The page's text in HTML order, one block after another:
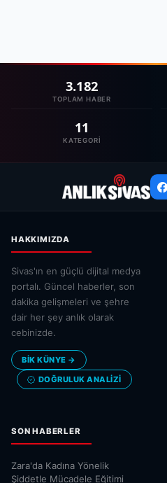
3.182
TOPLAM HABER
11
KATEGORI
HAKKIMIZDA
Sivas'ın en güçlü dijital medya
portalı. Güncel haberler, son
dakika gelişmeleri ve şehre
dair her şey anlık olarak
cebinizde.
BİK KÜNYE →
DOĞRULUK ANALIZI
SON HABERLER
Zara'da Kadına Yönelik
Şiddetle Mücadele Eğitimi